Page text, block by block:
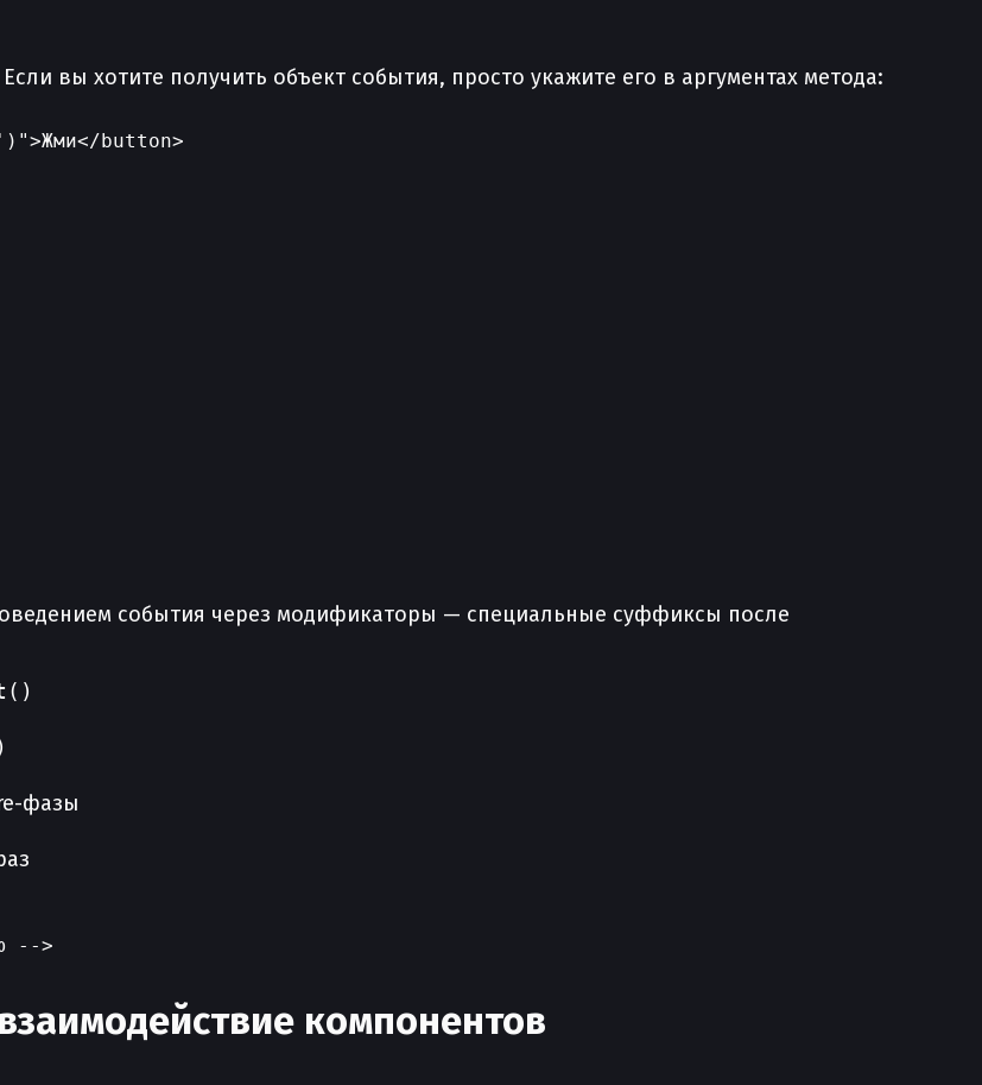
вы хотите получить объект события, просто укажите его в аргументах метода:
button>
события через модификаторы — специальные суффиксы после
фазы
-->
компонентов